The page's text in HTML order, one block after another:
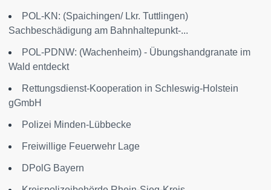
POL-KN: (Spaichingen/ Lkr. Tuttlingen)
Sachbeschädigung am Bahnhaltepunkt-...
POL-PDNW: (Wachenheim) - Übungshandgranate im
Wald entdeckt
Rettungsdienst-Kooperation in Schleswig-Holstein
gGmbH
Polizei Minden-Lübbecke
Freiwillige Feuerwehr Lage
DPolG Bayern